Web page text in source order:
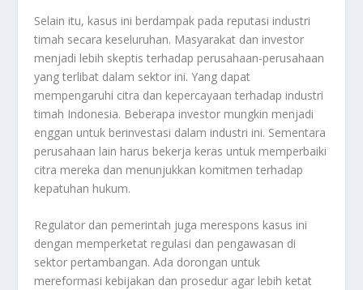
Selain itu, kasus ini berdampak pada reputasi industri
timah secara keseluruhan. Masyarakat dan investor
menjadi lebih skeptis terhadap perusahaan-perusahaan
yang terlibat dalam sektor ini. Yang dapat
mempengaruhi citra dan kepercayaan terhadap industri
timah Indonesia. Beberapa investor mungkin menjadi
enggan untuk berinvestasi dalam industri ini. Sementara
perusahaan lain harus bekerja keras untuk memperbaiki
citra mereka dan menunjukkan komitmen terhadap
kepatuhan hukum.
Regulator dan pemerintah juga merespons kasus ini
dengan memperketat regulasi dan pengawasan di
sektor pertambangan. Ada dorongan untuk
mereformasi kebijakan dan prosedur agar lebih ketat